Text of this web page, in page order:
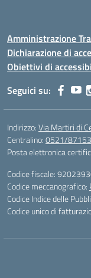
Amministrazione
Dichiarazione di
Obiettivi di
Seguici su:
Indirizzo:Via Martiri di
Centralino:0521/
Posta elettronica
Codice fiscale:
Codice meccanografico:
Codice Indice delle
Codice unico di